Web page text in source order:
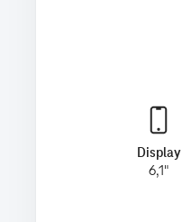
Display
6,1"